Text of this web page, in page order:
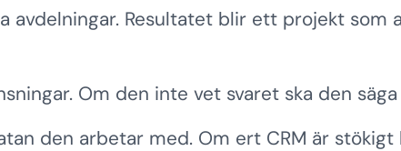
avdelningar. Resultatet blir ett projekt som
Om den inte vet svaret ska den
den arbetar med. Om ert CRM är